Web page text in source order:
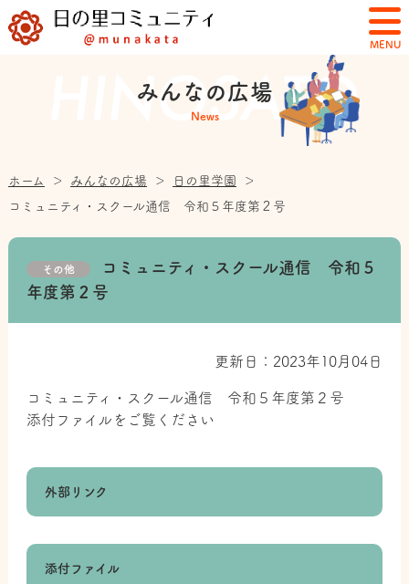
MENU
みんなの広場
News
ホーム ＞ みんなの広場 ＞ 日の里学園
＞
コミュニティ・スクール通信 令和５年度第２号
その他
コミュニティ・スクール通信 令和５
年度第２号
更新日：2023年10月04日
コミュニティ・スクール通信 令和５年度第２号
添付ファイルをご覧ください
外部リンク
添付ファイル